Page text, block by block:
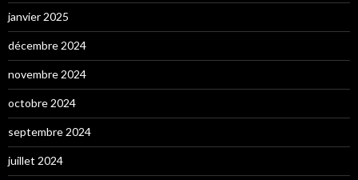
janvier 2025
décembre 2024
novembre 2024
octobre 2024
septembre 2024
juillet 2024